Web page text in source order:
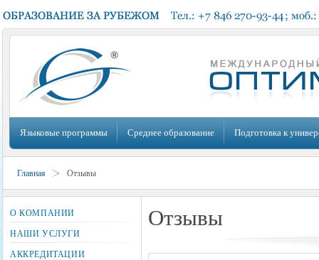
Языковые программы Среднее образование Подготовка к
Главная Отзывы
Отзывы
О КОМПАНИИ
НАШИ УСЛУГИ
АККРЕДИТАЦИИ